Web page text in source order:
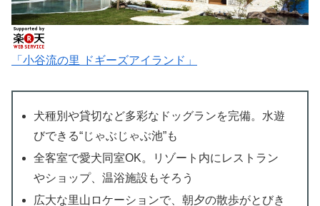
「小谷流の里 ドギーズアイランド」
犬種別や貸切など多彩なドッグランを完備。水遊
びできる“じゃぶじゃぶ池”も
全客室で愛犬同室OK。リゾート内にレストラン
やショップ、温浴施設もそろう
広大な里山ロケーションで、朝夕の散歩がとびき